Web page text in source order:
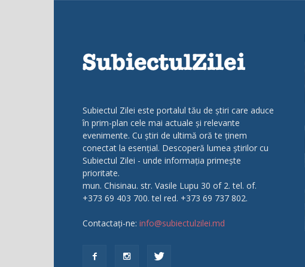
Subiectul Zilei este portalul tău de știri care aduce
în prim-plan cele mai actuale și relevante
evenimente. Cu știri de ultimă oră te ținem
conectat la esențial. Descoperă lumea știrilor cu
Subiectul Zilei - unde informația primește
prioritate.
mun. Chisinau. str. Vasile Lupu 30 of 2. tel. of.
+373 69 403 700. tel red. +373 69 737 802.
Contactați-ne: info@subiectulzilei.md